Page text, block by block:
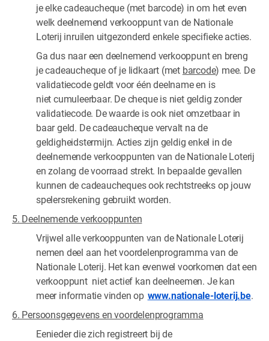
je elke cadeaucheque (met barcode) in om het even
welk deelnemend verkooppunt van de Nationale
Loterij inruilen uitgezonderd enkele specifieke acties.
Ga dus naar een deelnemend verkooppunt en breng
je cadeaucheque of je lidkaart (met barcode) mee. De
validatiecode geldt voor één deelname en is
niet cumuleerbaar. De cheque is niet geldig zonder
validatiecode. De waarde is ook niet omzetbaar in
baar geld. De cadeaucheque vervalt na de
geldigheidstermijn. Acties zijn geldig enkel in de
deelnemende verkooppunten van de Nationale Loterij
en zolang de voorraad strekt. In bepaalde gevallen
kunnen de cadeaucheques ook rechtstreeks op jouw
spelersrekening gebruikt worden.
5. Deelnemende verkooppunten
Vrijwel alle verkooppunten van de Nationale Loterij
nemen deel aan het voordelenprogramma van de
Nationale Loterij. Het kan evenwel voorkomen dat een
verkooppunt niet actief kan deelneemen. Je kan
meer informatie vinden op www.nationale-loterij.be.
6. Persoonsgegevens en voordelenprogramma
Eenieder die zich registreert bij de